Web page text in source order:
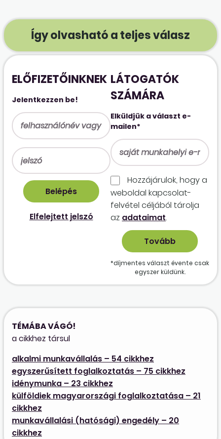
Így olvasható a teljes válasz
ELŐFIZETŐINKNEK
Jelentkezzen be!
Elfelejtett jelszó
LÁTOGATÓK
SZÁMÁRA
Elküldjük a választ e-
mailen*
Hozzájárulok, hogy a
weboldal kapcso­lat­
felvétel céljából tárolja
az adataimat.
*díjmentes választ évente csak
egyszer küldünk.
TÉMÁBA VÁGÓ!
a cikkhez társul
alkalmi munkavállalás – 54 cikkhez
egyszerűsített foglalkoztatás – 75 cikkhez
idénymunka – 23 cikkhez
külföldiek magyarországi foglalkoztatása – 21
cikkhez
munkavállalási (hatósági) engedély – 20
cikkhez